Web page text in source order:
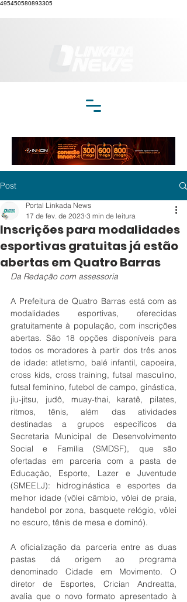
495450580893305
Post
Inscrições para modalidades
esportivas gratuitas já estão
abertas em Quatro Barras
Portal Linkada News
17 de fev. de 2023 3 min de leitura
Da Redação com assessoria
A Prefeitura de Quatro Barras está com as
modalidades esportivas, oferecidas
gratuitamente à população, com inscrições
abertas. São 18 opções disponíveis para
todos os moradores à partir dos três anos
de idade: atletismo, balé infantil, capoeira,
cross kids, cross training, futsal masculino,
futsal feminino, futebol de campo, ginástica,
jiu-jitsu, judô, muay-thai, karatê, pilates,
ritmos, tênis, além das atividades
destinadas a grupos específicos da
Secretaria Municipal de Desenvolvimento
Social e Família (SMDSF), que são
ofertadas em parceria com a pasta de
Educação, Esporte, Lazer e Juventude
(SMEELJ): hidroginástica e esportes da
melhor idade (vôlei câmbio, vôlei de praia,
handebol por zona, basquete relógio, vôlei
no escuro, tênis de mesa e dominó).
A oficialização da parceria entre as duas
pastas dá origem ao programa
denominado Cidade em Movimento. O
diretor de Esportes, Crician Andreatta,
avalia que o novo formato apresentado à